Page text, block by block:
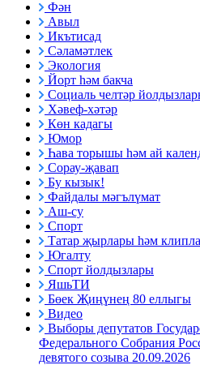
Фән
Авыл
Икътисад
Сәламәтлек
Экология
Йорт һәм бакча
Социаль челтәр
Хәвеф-хәтәр
Көн кадагы
Юмор
Һава торышы һәм ай
Сорау-җавап
Бу кызык!
Файдалы мәгълүмат
Аш-су
Спорт
Татар җырлары һәм
Югалту
Спорт йолдызлары
ЯшьТИ
Бөек Җиңүнең 80 еллыгы
Видео
Выборы депутатов
Федерального Собрания
девятого созыва 20.09.2026